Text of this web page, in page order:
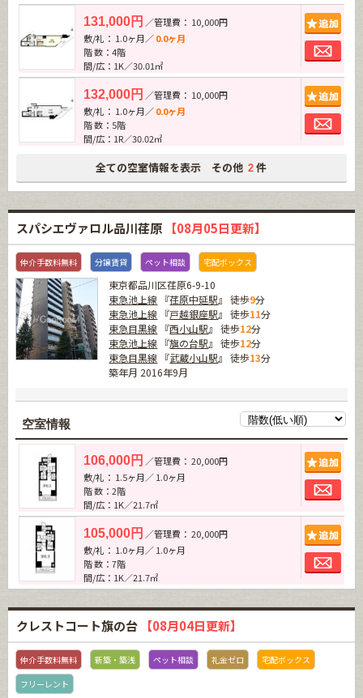
131,000円 ／管理費： 10,000円
敷/礼： 1.0ヶ月／0.0ヶ月
階 数：4階
間/広：1K／30.01㎡
132,000円 ／管理費： 10,000円
敷/礼： 1.0ヶ月／0.0ヶ月
階 数：5階
間/広：1R／30.02㎡
全ての空室情報を表示 その他 2 件
スパシエヴァロル品川荏原 【08月05日更新】
仲介手数料無料 分譲賃貸 ペット相談 宅配ボックス
東京都品川区荏原6-9-10
東急池上線 『荏原中延駅』 徒歩9分
東急池上線 『戸越銀座駅』 徒歩11分
東急目黒線 『西小山駅』 徒歩12分
東急池上線 『旗の台駅』 徒歩12分
東急目黒線 『武蔵小山駅』 徒歩13分
築年月 2016年9月
空室情報
106,000円 ／管理費： 20,000円
敷/礼： 1.5ヶ月／ 1.0ヶ月
階 数：2階
間/広：1K／21.7㎡
105,000円 ／管理費： 20,000円
敷/礼： 1.0ヶ月／ 1.0ヶ月
階 数：7階
間/広：1K／21.7㎡
クレストコート旗の台 【08月04日更新】
仲介手数料無料 新築・築浅 ペット相談 礼金ゼロ
宅配ボックス
フリーレント